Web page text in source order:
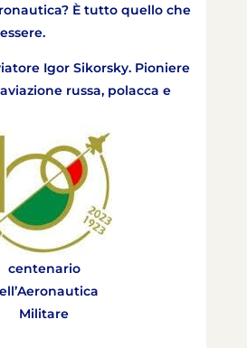
È tutto quello che
Igor Sikorsky. Pioniere
russa, polacca e
centenario
Militare